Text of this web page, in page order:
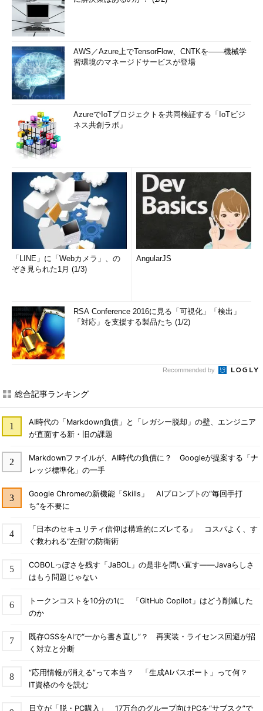
AWS／Azure上でTensorFlow、CNTKを――機械学
習環境のマネージドサービスが登場
AzureでIoTプロジェクトを共同検証する「IoTビジ
ネス共創ラボ」
「LINE」に「Webカメラ」、の
ぞき見られた1月 (1/3)
AngularJS
RSA Conference 2016に見る「可視化」「検出」
「対応」を支援する製品たち (1/2)
Recommended by
総合記事ランキング
AI時代の「Markdown負債」と「レガシー脱却」の壁、エンジニア
が直面する新・旧の課題
Markdownファイルが、AI時代の負債に？ Googleが提案する「ナ
レッジ標準化」の一手
Google Chromeの新機能「Skills」 AIプロンプトの“毎回手打
ち”を不要に
「日本のセキュリティ信仰は構造的にズレてる」 コスパよく、す
ぐ救われる“左側”の防衛術
COBOLっぽさを残す「JaBOL」の是非を問い直す――Javaらしさ
はもう問題じゃない
トークンコストを10分の1に 「GitHub Copilot」はどう削減した
のか
既存OSSをAIで“一から書き直し”？ 再実装・ライセンス回避が招
く対立と分断
“応用情報が消える”って本当？ 「生成AIパスポート」って何？
IT資格の今を読む
日立が「脱・PC購入」 17万台のグループ向けPCを“サブスク”で